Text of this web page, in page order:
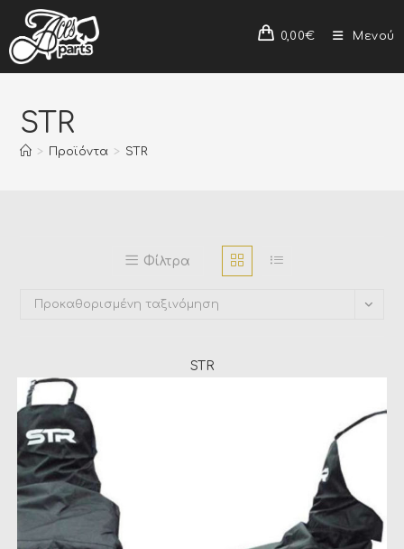
0,00€ Μενού
STR
> Προϊόντα > STR
Φίλτρα
Προκαθορισμένη ταξινόμηση
STR